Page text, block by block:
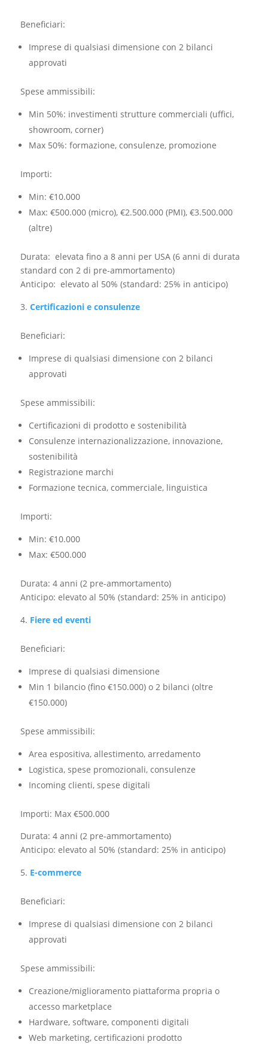
Beneficiari:​
Imprese di qualsiasi dimensione con 2 bilanci
approvati
Spese ammissibili:
Min 50%: investimenti strutture commerciali (uffici,
showroom, corner)
Max 50%: formazione, consulenze, promozione
Importi:
Min: €10.000
Max: €500.000 (micro), €2.500.000 (PMI), €3.500.000
(altre)
Durata: elevata fino a 8 anni per USA (6 anni di durata
standard con 2 di pre-ammortamento)
Anticipo: elevato al 50% (standard: 25% in anticipo)
Certificazioni e consulenze
Beneficiari:​
Imprese di qualsiasi dimensione con 2 bilanci
approvati
Spese ammissibili:
Certificazioni di prodotto e sostenibilità
Consulenze internazionalizzazione, innovazione,
sostenibilità
Registrazione marchi
Formazione tecnica, commerciale, linguistica
Importi:
Min: €10.000
Max: €500.000
Durata: 4 anni (2 pre-ammortamento)
Anticipo: elevato al 50% (standard: 25% in anticipo)
Fiere ed eventi
Beneficiari:​
Imprese di qualsiasi dimensione
Min 1 bilancio (fino €150.000) o 2 bilanci (oltre
€150.000)
Spese ammissibili:
Area espositiva, allestimento, arredamento
Logistica, spese promozionali, consulenze
Incoming clienti, spese digitali
Importi: Max €500.000
Durata: 4 anni (2 pre-ammortamento)
Anticipo: elevato al 50% (standard: 25% in anticipo)
E-commerce
Beneficiari:​
Imprese di qualsiasi dimensione con 2 bilanci
approvati
Spese ammissibili:
Creazione/miglioramento piattaforma propria o
accesso marketplace
Hardware, software, componenti digitali
Web marketing, certificazioni prodotto